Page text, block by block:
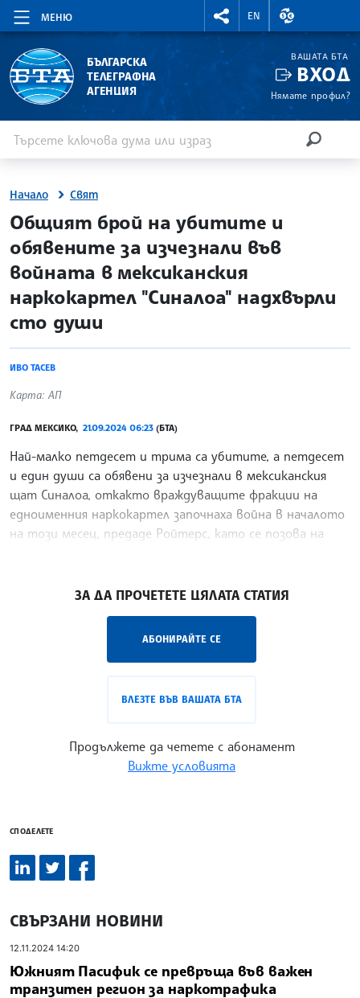
МЕНЮ
RIGHTMENU.SOCIAL
EN
ВАЛУТНИ
БЪЛГАРСКА
ТЕЛЕГРАФНА
АГЕНЦИЯ
ВАШАТА БТА
ВХОД
Нямате профил?
Начало Свят
site.bta
Общият брой на убитите и
обявените за изчезнали във
войната в мексиканския
наркокартел "Синалоа" надхвърли
сто души
ИВО ТАСЕВ
Карта: АП
ГРАД МЕКСИКО, 21.09.2024 06:23 (БТА)
Най-малко петдесет и трима са убитите, а петдесет
и един души са обявени за изчезнали в мексиканския
щат Синалоа, откакто враждуващите фракции на
едноименния наркокартел започнаха война в началото
на този месец, предаде Ройтерс, като се позова на
ЗА ДА ПРОЧЕТЕТЕ ЦЯЛАТА СТАТИЯ
АБОНИРАЙТЕ СЕ
ВЛЕЗТЕ ВЪВ ВАШАТА БТА
Продължете да четете с абонамент
Вижте условията
СПОДЕЛЕТЕ
СВЪРЗАНИ НОВИНИ
12.11.2024 14:20
Южният Пасифик се превръща във важен
транзитен регион за наркотрафика